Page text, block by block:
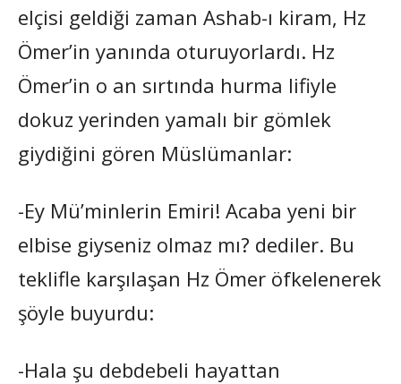
elçisi geldiği zaman Ashab-ı kiram, Hz
Ömer’in yanında oturuyorlardı. Hz
Ömer’in o an sırtında hurma lifiyle
dokuz yerinden yamalı bir gömlek
giydiğini gören Müslümanlar:
-Ey Mü’minlerin Emiri! Acaba yeni bir
elbise giyseniz olmaz mı? dediler. Bu
teklifle karşılaşan Hz Ömer öfkelenerek
şöyle buyurdu:
-Hala şu debdebeli hayattan